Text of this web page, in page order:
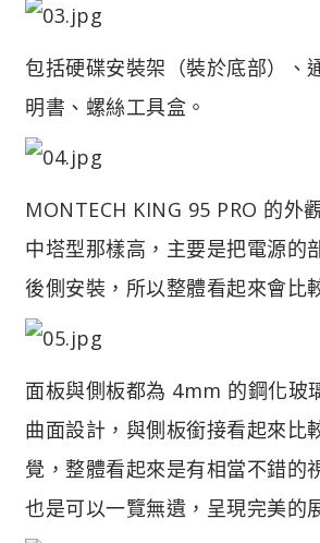
包括硬碟安裝架（裝於底部）、
明書、螺絲工具盒。
MONTECH KING 95 PRO 的外
中塔型那樣高，主要是把電源的
後側安裝，所以整體看起來會比
面板與側板都為 4mm 的鋼化玻
曲面設計，與側板銜接看起來比
覺，整體看起來是有相當不錯的
也是可以一覽無遺，呈現完美的